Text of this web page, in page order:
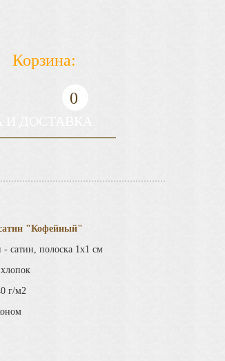
Корзина:
0
"Кофейный"
- сатин, полоска 1х1 см
г/м2